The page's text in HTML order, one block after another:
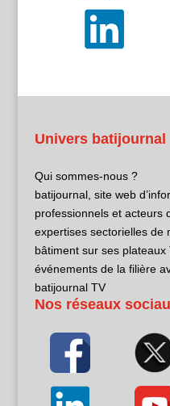
Univers batijournal
Qui sommes-nous ?
batijournal, site web
professionnels et acteurs
expertises sectorielles de
bâtiment sur ses plateaux
événements de la filière
batijournal TV
Nos réseaux